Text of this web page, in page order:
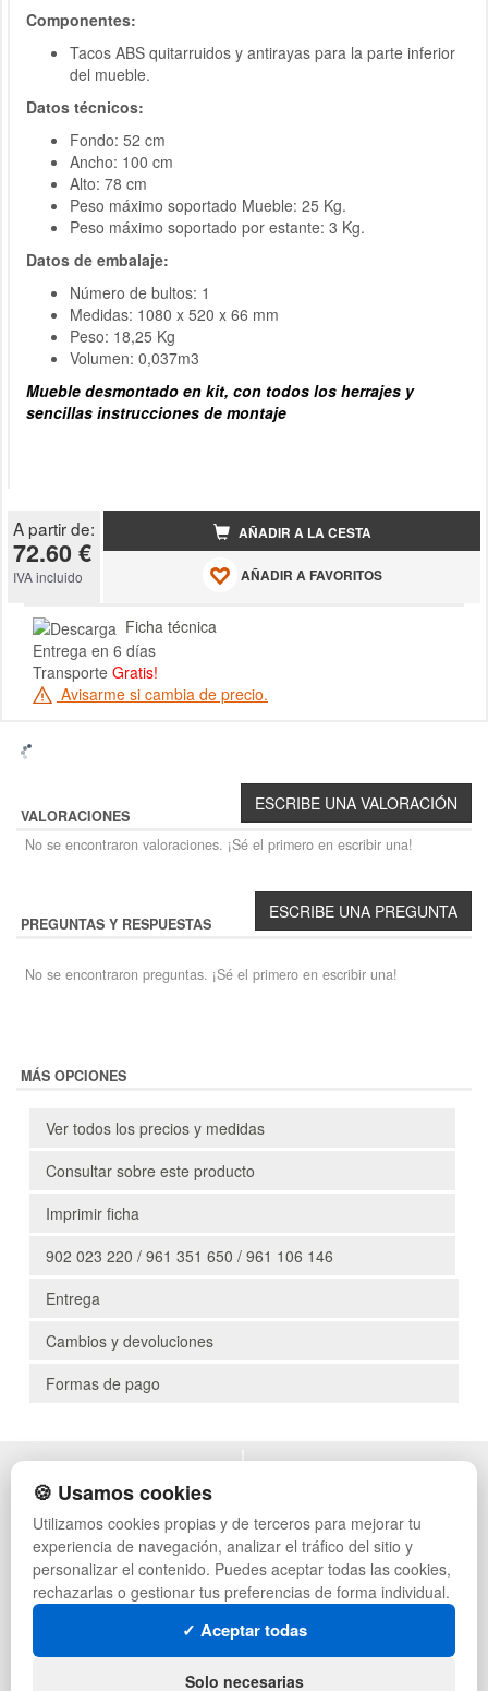
Componentes:
Tacos ABS quitarruidos y antirayas para la parte inferior
del mueble.
Datos técnicos:
Fondo: 52 cm
Ancho: 100 cm
Alto: 78 cm
Peso máximo soportado Mueble: 25 Kg.
Peso máximo soportado por estante: 3 Kg.
Datos de embalaje:
Número de bultos: 1
Medidas: 1080 x 520 x 66 mm
Peso: 18,25 Kg
Volumen: 0,037m3
Mueble desmontado en kit, con todos los herrajes y
sencillas instrucciones de montaje
A partir de:
72.60 €
IVA incluido
AÑADIR A LA CESTA
AÑADIR A FAVORITOS
Ficha técnica
Entrega en 6 días
Transporte Gratis!
Avisarme si cambia de precio.
VALORACIONES
No se encontraron valoraciones. ¡Sé el primero en escribir una!
PREGUNTAS Y RESPUESTAS
No se encontraron preguntas. ¡Sé el primero en escribir una!
MÁS OPCIONES
Ver todos los precios y medidas
Consultar sobre este producto
Imprimir ficha
902 023 220 / 961 351 650 / 961 106 146
Entrega
Cambios y devoluciones
Formas de pago
CONDICIONES DE USO
CAMBIOS Y DEVOLUCIONES
CONTACTO
QUIENES SOMOS
MAPA WEB
PREGUNTAS FRECUENTES
SÍGUENOS:
MUEBLES VINTAGE
TIENDA DE DEPORTES
MUEBLES HOSTELERÍA
SUMINISTROS HOSTELERÍA
MUEBLES CON PALETS
LOTES DE NAVIDAD
GESTIÓN DE RESIDUOS
🍪 Usamos cookies
Utilizamos cookies propias y de terceros para mejorar tu
experiencia de navegación, analizar el tráfico del sitio y
personalizar el contenido. Puedes aceptar todas las cookies,
rechazarlas o gestionar tus preferencias de forma individual.
✓ Aceptar todas
Solo necesarias